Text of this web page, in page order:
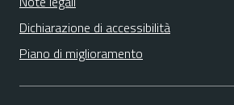
Dichiarazione di accessibilità
Piano di miglioramento